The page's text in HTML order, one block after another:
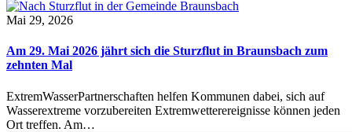
Mai 29, 2026
Am 29. Mai 2026 jährt sich die Sturzflut in Braunsbach zum
zehnten Mal
ExtremWasserPartnerschaften helfen Kommunen dabei, sich auf
Wasserextreme vorzubereiten Extremwetterereignisse können jeden
Ort treffen. Am…